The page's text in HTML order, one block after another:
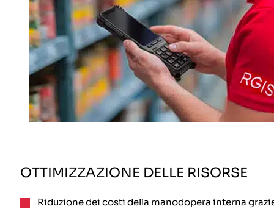
OTTIMIZZAZIONE DELLE RISORSE
Riduzione dei costi della manodopera interna